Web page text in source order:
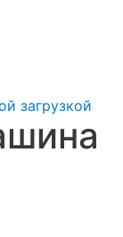
загрузкой